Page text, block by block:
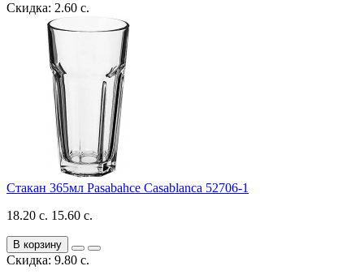
Скидка: 2.60 с.
Стакан 365мл Pasabahce Casablanca 52706-1
18.20 с. 15.60 с.
В корзину
Скидка: 9.80 с.